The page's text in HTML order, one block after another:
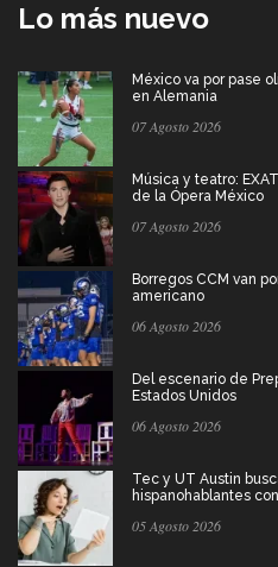
Lo más nuevo
México va por pase
en Alemania
07 Agosto 2026
Música y teatro:
de la Ópera México
07 Agosto 2026
Borregos CCM van
americano
06 Agosto 2026
Del escenario de
Estados Unidos
06 Agosto 2026
Tec y UT Austin
hispanohablantes
05 Agosto 2026